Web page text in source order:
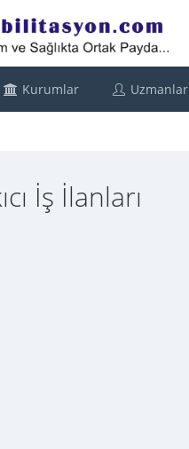
Kurumlar Uzmanlar
İş İlanları